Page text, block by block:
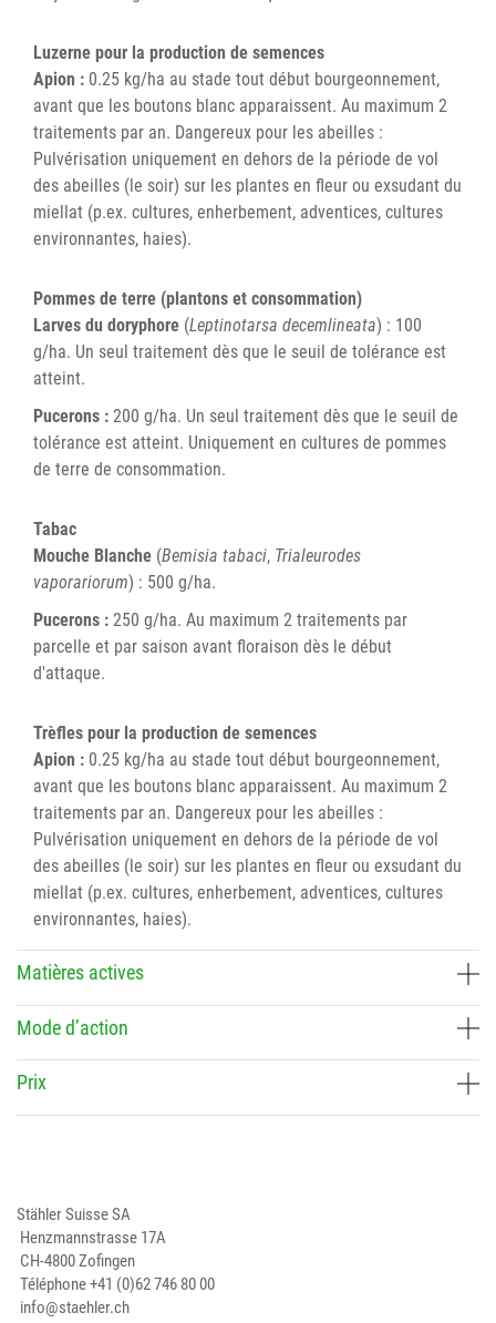
Luzerne pour la production de semences
Apion : 0.25 kg/ha au stade tout début bourgeonnement,
avant que les boutons blanc apparaissent. Au maximum 2
traitements par an. Dangereux pour les abeilles :
Pulvérisation uniquement en dehors de la période de vol
des abeilles (le soir) sur les plantes en fleur ou exsudant du
miellat (p.ex. cultures, enherbement, adventices, cultures
environnantes, haies).
Pommes de terre (plantons et consommation)
Larves du doryphore (Leptinotarsa decemlineata) : 100
g/ha. Un seul traitement dès que le seuil de tolérance est
atteint.
Pucerons : 200 g/ha. Un seul traitement dès que le seuil de
tolérance est atteint. Uniquement en cultures de pommes
de terre de consommation.
Tabac
Mouche Blanche (Bemisia tabaci, Trialeurodes
vaporariorum) : 500 g/ha.
Pucerons : 250 g/ha. Au maximum 2 traitements par
parcelle et par saison avant floraison dès le début
d'attaque.
Trèfles pour la production de semences
Apion : 0.25 kg/ha au stade tout début bourgeonnement,
avant que les boutons blanc apparaissent. Au maximum 2
traitements par an. Dangereux pour les abeilles :
Pulvérisation uniquement en dehors de la période de vol
des abeilles (le soir) sur les plantes en fleur ou exsudant du
miellat (p.ex. cultures, enherbement, adventices, cultures
environnantes, haies).
Matières actives
Mode d’action
Prix
Stähler Suisse SA
Henzmannstrasse 17A
CH-4800 Zofingen
Téléphone+41 (0)62 746 80 00
info@staehler.ch